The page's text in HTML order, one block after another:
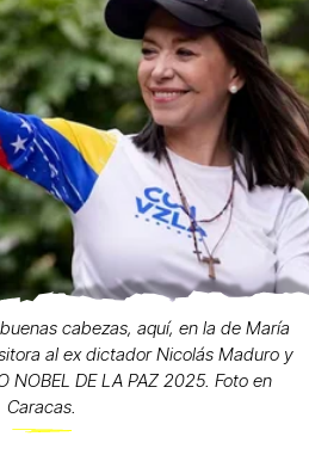
cabezas, aquí, en la de María
al ex dictador Nicolás Maduro y
NOBEL DE LA PAZ 2025. Foto en
Caracas.